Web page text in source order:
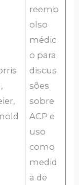
reemb
olso
médic
o para
discus
sões
sobre
ACP e
uso
como
medid
a de